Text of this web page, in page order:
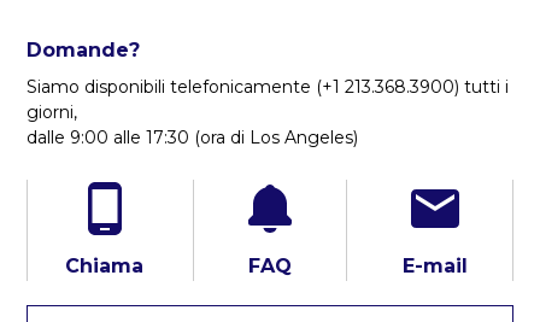
Domande?
Siamo disponibili telefonicamente (+1 213.368.3900) tutti i
giorni,
dalle 9:00 alle 17:30 (ora di Los Angeles)
Chiama FAQ E-mail